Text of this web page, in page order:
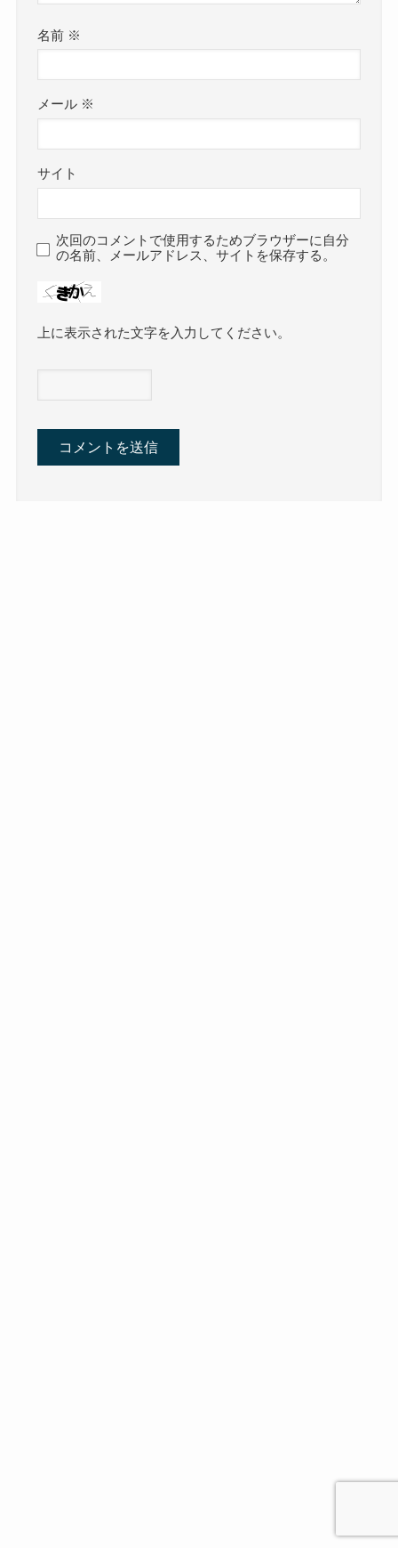
名前 ※
メール ※
サイト
次回のコメントで使用するためブラウザーに自分
の名前、メールアドレス、サイトを保存する。
上に表示された文字を入力してください。